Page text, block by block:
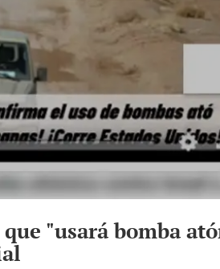
"usará bomba